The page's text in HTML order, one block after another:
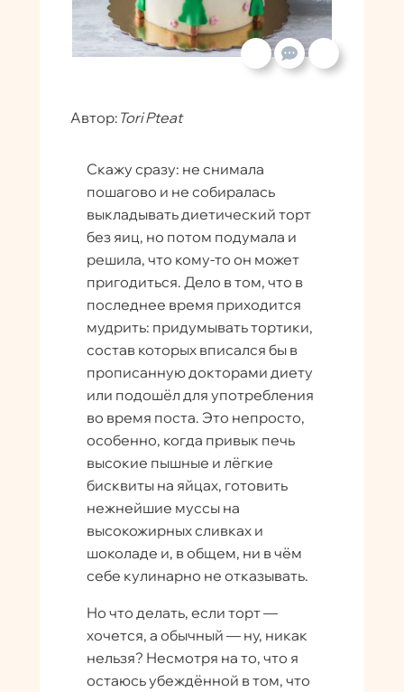
Автор: Tori Pteat
Скажу сразу: не снимала
пошагово и не собиралась
выкладывать диетический торт
без яиц, но потом подумала и
решила, что кому-то он может
пригодиться. Дело в том, что в
последнее время приходится
мудрить: придумывать тортики,
состав которых вписался бы в
прописанную докторами диету
или подошёл для употребления
во время поста. Это непросто,
особенно, когда привык печь
высокие пышные и лёгкие
бисквиты на яйцах, готовить
нежнейшие муссы на
высокожирных сливках и
шоколаде и, в общем, ни в чём
себе кулинарно не отказывать.
Но что делать, если торт —
хочется, а обычный — ну, никак
нельзя? Несмотря на то, что я
остаюсь убеждённой в том, что